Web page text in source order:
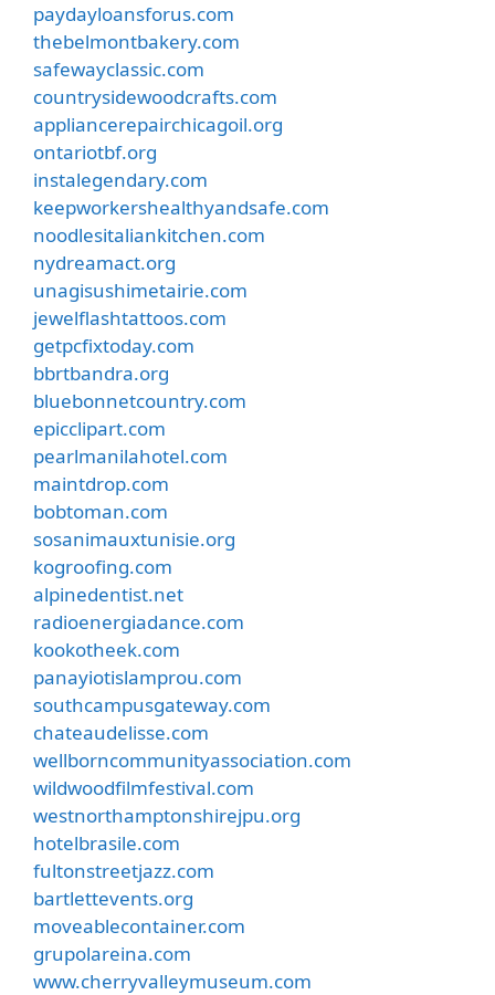
paydayloansforus.com
thebelmontbakery.com
safewayclassic.com
countrysidewoodcrafts.com
appliancerepairchicagoil.org
ontariotbf.org
instalegendary.com
keepworkershealthyandsafe.com
noodlesitaliankitchen.com
nydreamact.org
unagisushimetairie.com
jewelflashtattoos.com
getpcfixtoday.com
bbrtbandra.org
bluebonnetcountry.com
epicclipart.com
pearlmanilahotel.com
maintdrop.com
bobtoman.com
sosanimauxtunisie.org
kogroofing.com
alpinedentist.net
radioenergiadance.com
kookotheek.com
panayiotislamprou.com
southcampusgateway.com
chateaudelisse.com
wellborncommunityassociation.com
wildwoodfilmfestival.com
westnorthamptonshirejpu.org
hotelbrasile.com
fultonstreetjazz.com
bartlettevents.org
moveablecontainer.com
grupolareina.com
www.cherryvalleymuseum.com